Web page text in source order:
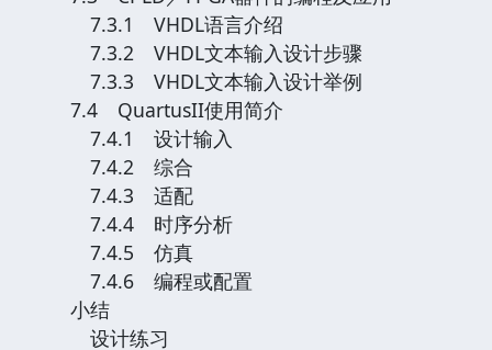
7.3.1 VHDL语言介绍
7.3.2 VHDL文本输入设计步骤
7.3.3 VHDL文本输入设计举例
7.4 QuartusII使用简介
7.4.1 设计输入
7.4.2 综合
7.4.3 适配
7.4.4 时序分析
7.4.5 仿真
7.4.6 编程或配置
小结
设计练习